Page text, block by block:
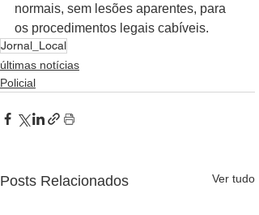
normais, sem lesões aparentes, para
os procedimentos legais cabíveis.
Jornal_Local
últimas notícias
Policial
Posts Relacionados Ver tudo